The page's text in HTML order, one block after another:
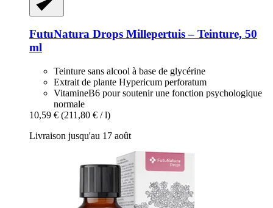
FutuNatura Drops Millepertuis – Teinture, 50
ml
Teinture sans alcool à base de glycérine
Extrait de plante Hypericum perforatum
VitamineB6 pour soutenir une fonction psychologique
normale
10,59 € (211,80 € / l)
Livraison jusqu'au 17 août